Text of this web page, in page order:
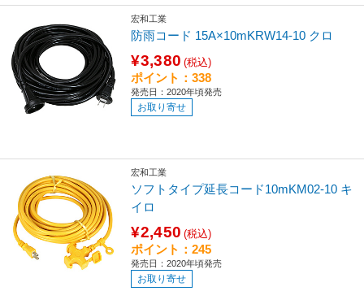
宏和工業
防雨コード 15A×10mKRW14-10 クロ
¥3,380 (税込)
ポイント：338
発売日：2020年頃発売
お取り寄せ
宏和工業
ソフトタイプ延長コード10mKM02-10 キ
イロ
¥2,450 (税込)
ポイント：245
発売日：2020年頃発売
お取り寄せ